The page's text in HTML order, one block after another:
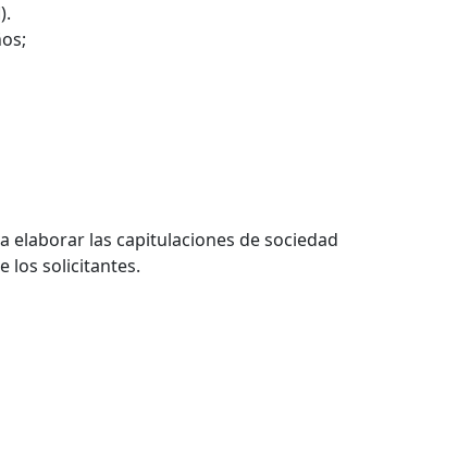
elaborar las capitulaciones de sociedad
los solicitantes.